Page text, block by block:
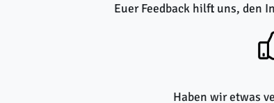
Euer Feedback hilft uns, den
Haben wir etwas